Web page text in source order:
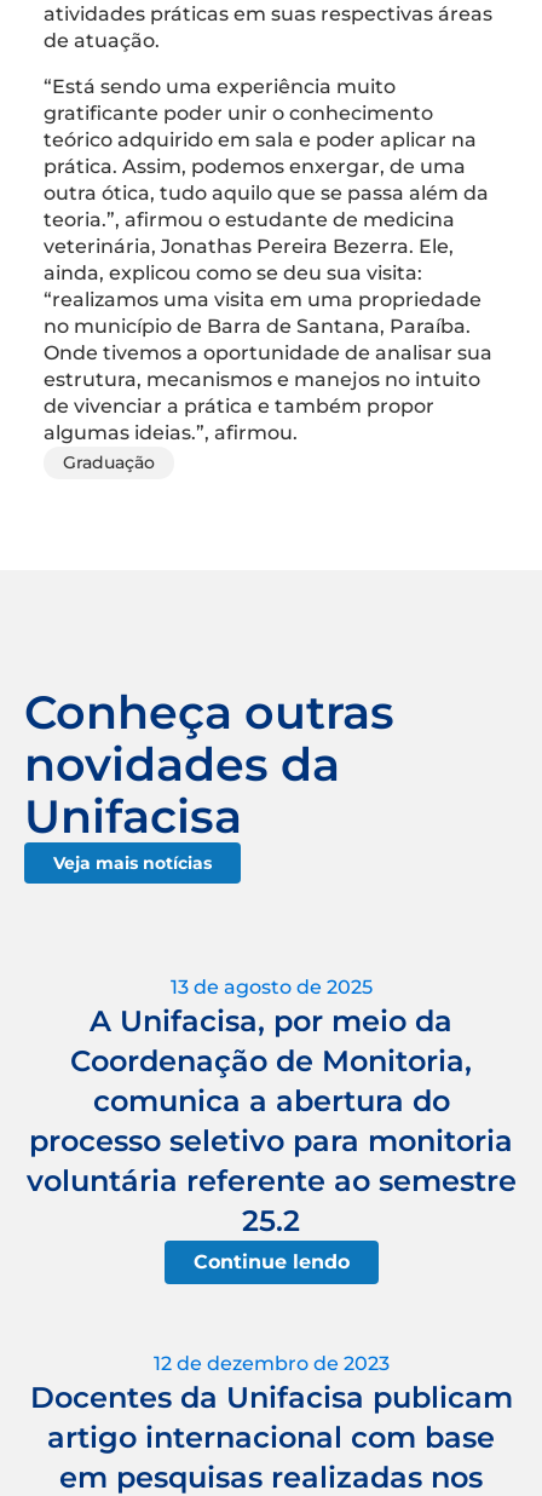
atividades práticas em suas respectivas áreas
de atuação.
“Está sendo uma experiência muito
gratificante poder unir o conhecimento
teórico adquirido em sala e poder aplicar na
prática. Assim, podemos enxergar, de uma
outra ótica, tudo aquilo que se passa além da
teoria.”, afirmou o estudante de medicina
veterinária, Jonathas Pereira Bezerra. Ele,
ainda, explicou como se deu sua visita:
“realizamos uma visita em uma propriedade
no município de Barra de Santana, Paraíba.
Onde tivemos a oportunidade de analisar sua
estrutura, mecanismos e manejos no intuito
de vivenciar a prática e também propor
algumas ideias.”, afirmou.
Graduação
Conheça outras
novidades da
Unifacisa
Veja mais notícias
13 de agosto de 2025
A Unifacisa, por meio da
Coordenação de Monitoria,
comunica a abertura do
processo seletivo para monitoria
voluntária referente ao semestre
25.2
Continue lendo
12 de dezembro de 2023
Docentes da Unifacisa publicam
artigo internacional com base
em pesquisas realizadas nos